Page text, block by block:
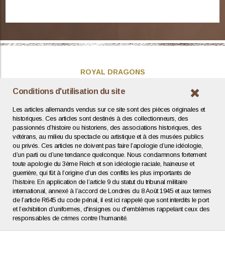
Conditions d'utilisation du site
Les articles allemands vendus sur ce site sont des pièces originales et
historiques. Ces articles sont destinés à des collectionneurs, des
passionnés d’histoire ou historiens, des associations historiques, des
vétérans, au milieu du spectacle ou artistique et à des musées publics
ou privés. Ces articles ne doivent pas faire l’apologie d’une idéologie,
d’un parti ou d’une tendance quelconque. Nous condamnons fortement
toute apologie du 3ème Reich et son idéologie raciale, haineuse et
guerrière, qui fût à l’origine d’un des conflits les plus importants de
l’histoire. En application de l’article 9 du statut du tribunal militaire
international, annexé à l’accord de Londres du 8 Août 1945 et aux termes
de l’article R645 du code pénal, il est ici rappelé que sont interdits le port
et l’exhibition d’uniformes, d'insignes ou d'emblèmes rappelant ceux des
responsables de crimes contre l’humanité.
ROYAL DRAGONS
Présentation
Contact / Coordonnées
INFOS UTILES
Expertise / Estimation
Conditions générales
Mentions légales
Politique de confidentialité
Agence web : Human To Computer